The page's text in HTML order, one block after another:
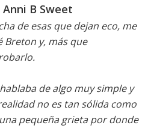
B Sweet
de esas que dejan eco, me
Breton y, más que
de algo muy simple y
no es tan sólida como
pequeña grieta por donde